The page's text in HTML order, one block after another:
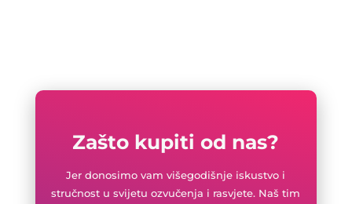
Zašto kupiti od nas?
Jer donosimo vam višegodišnje iskustvo i
stručnost u svijetu ozvučenja i rasvjete. Naš tim